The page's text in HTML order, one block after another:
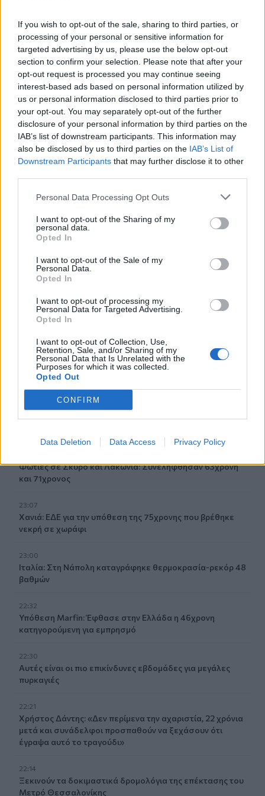
If you wish to opt-out of the sale, sharing to third parties, or
processing of your personal or sensitive information for
targeted advertising by us, please use the below opt-out
section to confirm your selection. Please note that after your
opt-out request is processed you may continue seeing
interest-based ads based on personal information utilized by
us or personal information disclosed to third parties prior to
your opt-out. You may separately opt-out of the further
disclosure of your personal information by third parties on the
IAB’s list of downstream participants. This information may
also be disclosed by us to third parties on the IAB’s List of
Downstream Participants that may further disclose it to other
Personal Data Processing Opt Outs
I want to opt-out of the Sharing of my
personal data.
Opted In
I want to opt-out of the Sale of my
Personal Data.
Opted In
I want to opt-out of processing my
Personal Data for Targeted Advertising.
Opted In
I want to opt-out of Collection, Use,
Retention, Sale, and/or Sharing of my
Personal Data that Is Unrelated with the
Purposes for which it was collected.
Opted Out
CONFIRM
Data Deletion Data Access Privacy Policy
Ροή ειδήσεων Δημοφιλή
00:31
Παιδιά στην πισίνα: 6 απαράβατοι κανόνες για την
πρόληψη του πνιγμού
00:00
Ανατριχιαστικό βίντεο από τον σεισμό στην Ιαπωνία:
Γιατροί προστατεύουν με τα σώματά τους ασθενή την
23:54
Τραμπ: Ο πόλεμος με το Ιράν "θα τελειώσει σύντομα"
30χρονη έπεσε στη θάλασσα από την γέφυρα της
Χαλκίδας
23:32
Οι «μαύρες χήρες» της Ρωσίας: Παντρεύονται
νεοσύλλεκτους πριν μεταβούν στο μέτωπο για να
εισπράξουν τις «παχυλές» αποζημιώσεις
23:25
Ρόδος: Έσπασε ο κάβος και τραυμάτισε ναυτικό
Φωτιές σε Σκύρο και Λακωνία: Συνελήφθησαν 63χρονη
και 71χρονος
23:07
Χανιά: ΕΔΕ για την υπόθεση της 75χρονης που βρέθηκε
νεκρή σε χωράφι
23:00
Ιταλία: Στη Νάπολη καταγράφηκε θερμοκρασία-ρεκόρ 48
βαθμών
22:32
Υπόθεση Marfin: Έφθασε στην Ελλάδα η 46χρονη
κατηγορούμενη για εμπρησμό
22:30
Αυτές είναι οι πιο επικίνδυνες εβδομάδες για μεγάλες
πυρκαγιές
22:21
Χρήστος Δάντης: «Δεν περίμενα την αχαριστία, 22 χρόνια
μετά και συνάδελφοι προσπαθούν να ξεχάσουν ότι
έγραψα αυτό το τραγούδι»
22:14
Ξεκινούν τα δοκιμαστικά δρομολόγια της επέκτασης του
Μετρό Θεσσαλονίκης